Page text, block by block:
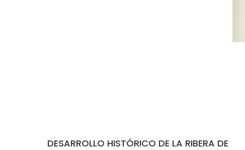
DESARROLLO HISTÓRICO DE LA RIBERA DE